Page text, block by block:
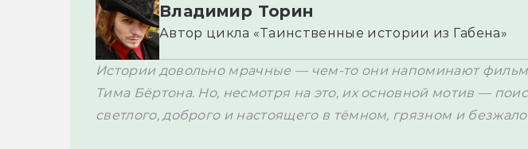
Владимир Торин
Автор цикла «Таинственные истории из Габена»
Истории довольно мрачные — чем-то они напоминают фильм
Тима Бёртона. Но, несмотря на это, их основной мотив —
светлого, доброго и настоящего в тёмном, грязном и